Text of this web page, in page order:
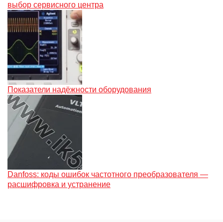
выбор сервисного центра
Показатели надёжности оборудования
Danfoss: коды ошибок частотного преобразователя —
расшифровка и устранение